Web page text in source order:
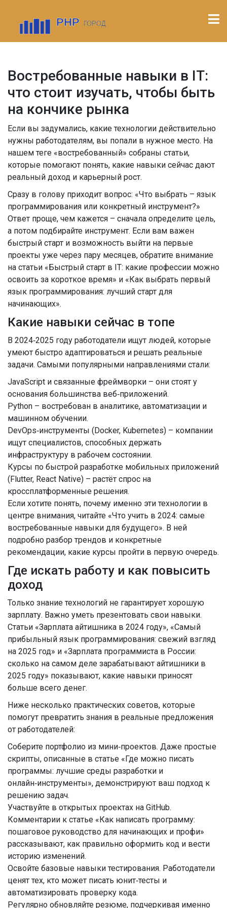
Востребованные навыки в IT:
что стоит изучать, чтобы быть
на кончике рынка
Если вы задумались, какие технологии действительно
нужны работодателям, вы попали в нужное место. На
нашем теге «востребованный» собраны статьи,
которые помогают понять, какие навыки сейчас дают
реальный доход и карьерный рост.
Сразу в голову приходит вопрос: «Что выбрать – язык
программирования или конкретный инструмент?»
Ответ проще, чем кажется – сначала определите цель,
а потом подбирайте инструмент. Если вам важен
быстрый старт и возможность выйти на первые
проекты уже через пару месяцев, обратите внимание
на статьи «Быстрый старт в IT: какие профессии можно
освоить за короткое время» и «Как выбрать первый
язык программирования: лучший старт для
начинающих».
Какие навыки сейчас в топе
В 2024‑2025 году работодатели ищут людей, которые
умеют быстро адаптироваться и решать реальные
задачи. Самыми популярными направлениями стали:
JavaScript и связанные фреймворки – они стоят у
основания большинства веб‑приложений.
Python – востребован в аналитике, автоматизации и
машинном обучении.
DevOps‑инструменты (Docker, Kubernetes) – компании
ищут специалистов, способных держать
инфраструктуру в рабочем состоянии.
Курсы по быстрой разработке мобильных приложений
(Flutter, React Native) – растёт спрос на
кроссплатформенные решения.
Если хотите понять, почему именно эти технологии в
центре внимания, читайте «Что учить в 2024: самые
востребованные навыки для будущего». В ней
подробно разбор трендов и конкретные
рекомендации, какие курсы пройти в первую очередь.
Где искать работу и как повысить
доход
Только знание технологий не гарантирует хорошую
зарплату. Важно уметь презентовать свои навыки.
Статьи «Зарплата айтишника в 2024 году», «Самый
прибыльный язык программирования: свежий взгляд
на 2025 год» и «Зарплата программиста в России:
сколько на самом деле зарабатывают айтишники в
2025 году» показывают, какие навыки приносят
больше всего денег.
Ниже несколько практических советов, которые
помогут превратить знания в реальные предложения
от работодателей:
Соберите портфолио из мини‑проектов. Даже простые
скрипты, описанные в статье «Где можно писать
программы: лучшие среды разработки и
онлайн‑инструменты», демонстрируют ваш подход к
решению задач.
Участвуйте в открытых проектах на GitHub.
Комментарии к статье «Как написать программу:
пошаговое руководство для начинающих и профи»
рассказывают, как правильно оформить код и вести
историю изменений.
Освойте базовые навыки тестирования. Работодатели
ценят тех, кто может писать юнит‑тесты и
автоматизировать проверку кода.
Регулярно обновляйте резюме, подчеркивая именно